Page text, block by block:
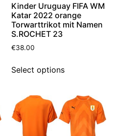
Kinder Uruguay FIFA WM
Katar 2022 orange
Torwarttrikot mit Namen
S.ROCHET 23
€38.00
Select options